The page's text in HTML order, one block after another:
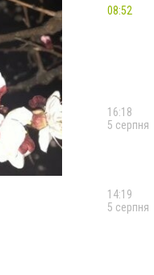
08:52
16:18
5 серпня
14:19
5 серпня